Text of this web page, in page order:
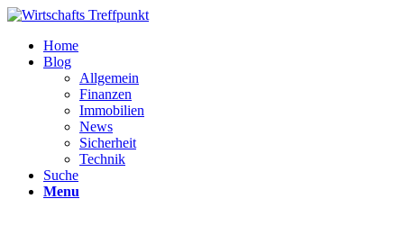
Home
Blog
Allgemein
Finanzen
Immobilien
News
Sicherheit
Technik
Suche
Menu